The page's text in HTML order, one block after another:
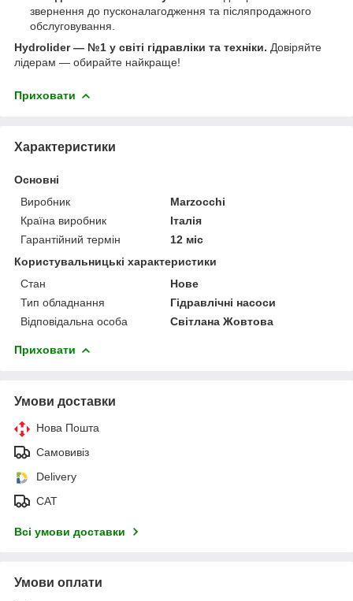
звернення до пусконалагодження та післяпродажного
обслуговування.
Hydrolider — №1 у світі гідравліки та техніки. Довіряйте
лідерам — обирайте найкраще!
Приховати
Характеристики
Основні
Виробник
Marzocchi
Країна виробник
Італія
Гарантійний термін
12 міс
Користувальницькі характеристики
Стан
Нове
Тип обладнання
Гідравлічні насоси
Відповідальна особа
Світлана Жовтова
Приховати
Умови доставки
Нова Пошта
Самовивіз
Delivery
САТ
Всі умови доставки
Умови оплати